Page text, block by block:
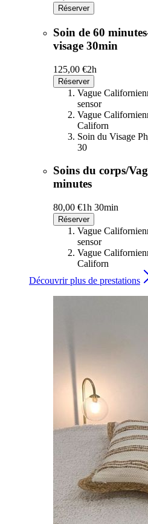
Réserver
Soin de 60
visage 30min
125,00 €2h
Réserver
Vague
sensor
Vague
Californ
Soin du Visage
30
Soins du corps/
minutes
80,00 €1h 30min
Réserver
Vague
sensor
Vague
Californ
Découvrir plus de prestations